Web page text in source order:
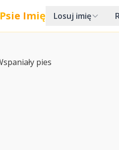
Psie Imię Losuj imię